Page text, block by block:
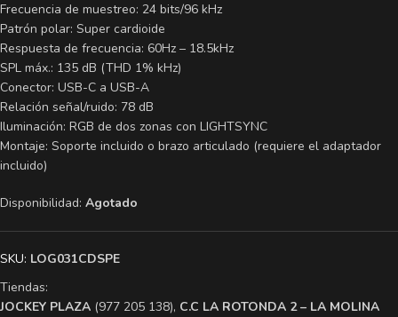
Frecuencia de muestreo: 24 bits/96 kHz
Patrón polar: Super cardioide
Respuesta de frecuencia: 60Hz – 18.5kHz
SPL máx.: 135 dB (THD 1% kHz)
Conector: USB-C a USB-A
Relación señal/ruido: 78 dB
Iluminación: RGB de dos zonas con LIGHTSYNC
Montaje: Soporte incluido o brazo articulado (requiere el adaptador
incluido)
Disponibilidad: Agotado
SKU: LOG031CDSPE
Tiendas:
​JOCKEY PLAZA (977 205 138), ​C.C LA ROTONDA 2 – LA MOLINA